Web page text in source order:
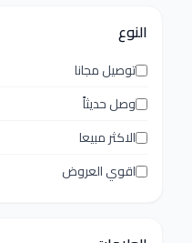
النوع
توصيل مجانا
وصل حديثاً
الاكثر مبيعا
اقوي العروض